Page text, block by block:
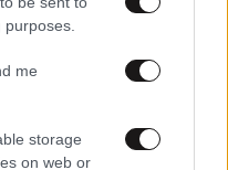
me
storage
on web or